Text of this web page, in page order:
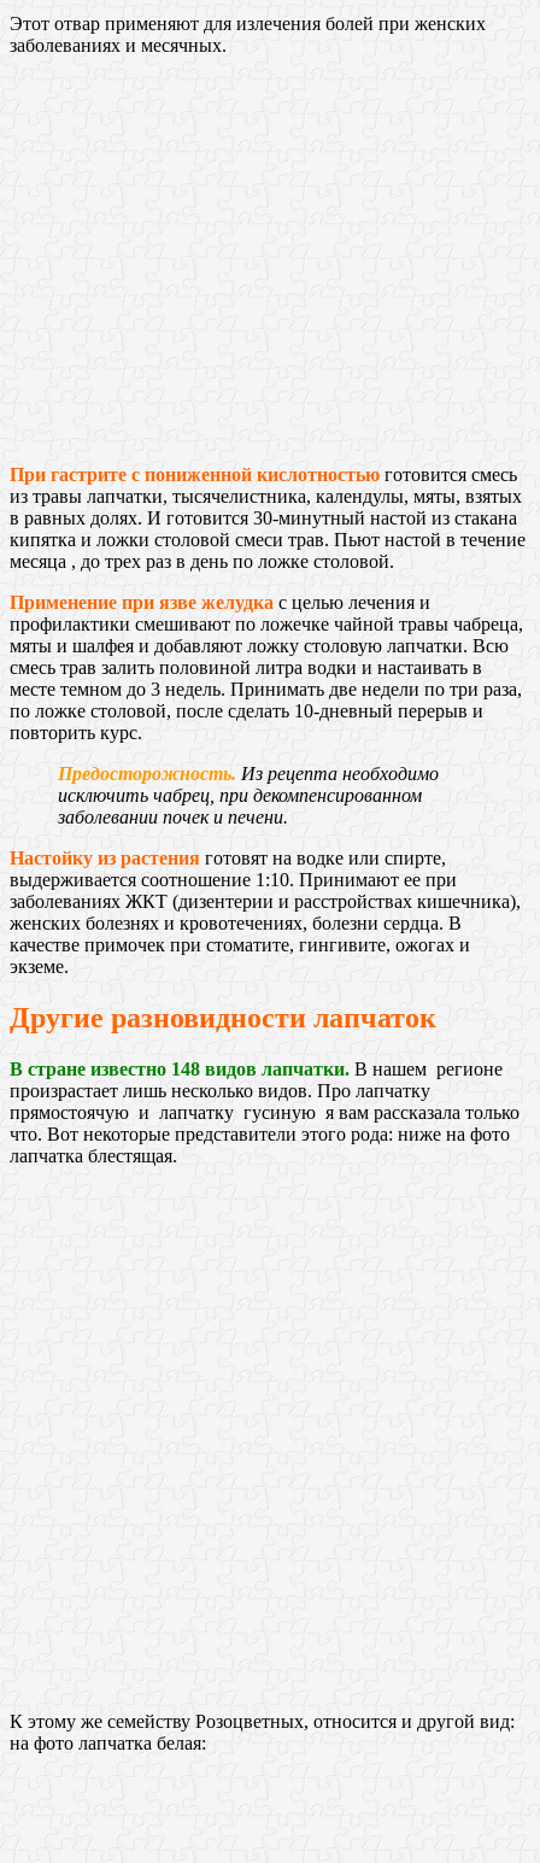
Этот отвар применяют для излечения болей при женских
заболеваниях и месячных.
При гастрите с пониженной кислотностью готовится смесь
из травы лапчатки, тысячелистника, календулы, мяты, взятых
в равных долях. И готовится 30-минутный настой из стакана
кипятка и ложки столовой смеси трав. Пьют настой в течение
месяца , до трех раз в день по ложке столовой.
Применение при язве желудка с целью лечения и
профилактики смешивают по ложечке чайной травы чабреца,
мяты и шалфея и добавляют ложку столовую лапчатки. Всю
смесь трав залить половиной литра водки и настаивать в
месте темном до 3 недель. Принимать две недели по три раза,
по ложке столовой, после сделать 10-дневный перерыв и
повторить курс.
Предосторожность. Из рецепта необходимо
исключить чабрец, при декомпенсированном
заболевании почек и печени.
Настойку из растения готовят на водке или спирте,
выдерживается соотношение 1:10. Принимают ее при
заболеваниях ЖКТ (дизентерии и расстройствах кишечника),
женских болезнях и кровотечениях, болезни сердца. В
качестве примочек при стоматите, гингивите, ожогах и
экземе.
Другие разновидности лапчаток
В стране известно 148 видов лапчатки. В нашем регионе
произрастает лишь несколько видов. Про лапчатку
прямостоячую и лапчатку гусиную я вам рассказала только
что. Вот некоторые представители этого рода: ниже на фото
лапчатка блестящая.
К этому же семейству Розоцветных, относится и другой вид:
на фото лапчатка белая: